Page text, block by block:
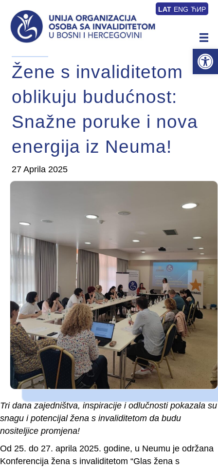
LAT ENG ЋИР
Žene s invaliditetom
oblikuju budućnost:
Snažne poruke i nova
energija iz Neuma!
27 Aprila 2025
Tri dana zajedništva, inspiracije i odlučnosti pokazala su
snagu i potencijal žena s invaliditetom da budu
nositeljice promjena!
Od 25. do 27. aprila 2025. godine, u Neumu je održana
Konferencija žena s invaliditetom “Glas žena s